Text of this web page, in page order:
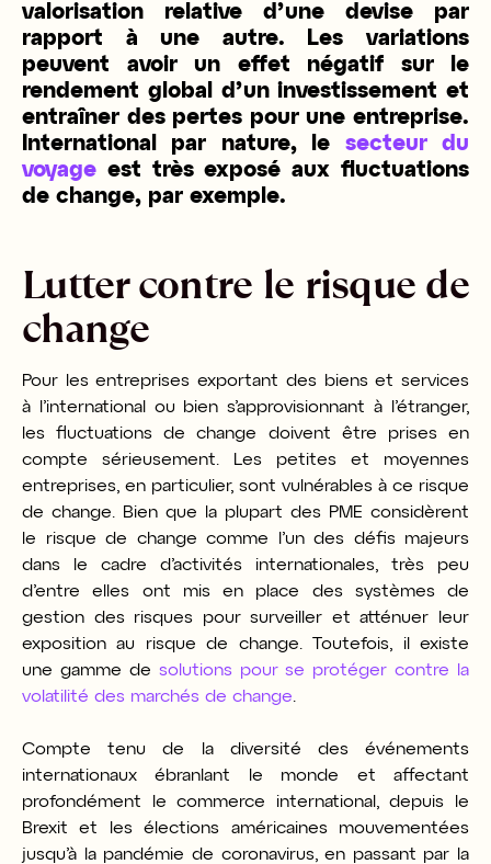
valorisation relative d’une devise par
rapport à une autre. Les variations
peuvent avoir un effet négatif sur le
rendement global d’un investissement et
entraîner des pertes pour une entreprise.
International par nature, le secteur du
voyage est très exposé aux fluctuations
de change, par exemple.
Lutter contre le risque de
change
Pour les entreprises exportant des biens et services
à l’international ou bien s’approvisionnant à l’étranger,
les fluctuations de change doivent être prises en
compte sérieusement. Les petites et moyennes
entreprises, en particulier, sont vulnérables à ce risque
de change. Bien que la plupart des PME considèrent
le risque de change comme l’un des défis majeurs
dans le cadre d’activités internationales, très peu
d’entre elles ont mis en place des systèmes de
gestion des risques pour surveiller et atténuer leur
exposition au risque de change. Toutefois, il existe
une gamme de solutions pour se protéger contre la
volatilité des marchés de change
Compte tenu de la diversité des événements
internationaux ébranlant le monde et affectant
profondément le commerce international, depuis le
Brexit et les élections américaines mouvementées
jusqu’à la pandémie de coronavirus, en passant par la